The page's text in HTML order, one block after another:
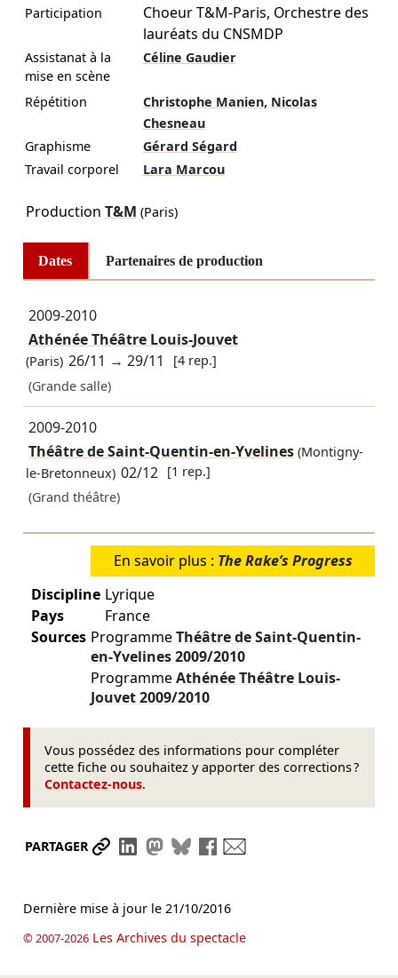
Participation
Choeur T&M-Paris, Orchestre des
lauréats du CNSMDP
Assistanat à la
mise en scène
Céline Gaudier
Répétition Christophe Manien, Nicolas
Chesneau
Graphisme
Gérard Ségard
Travail corporel
Lara Marcou
Production T&M (Paris)
Dates Partenaires de production
2009-2010
Athénée Théâtre Louis-Jouvet
(Paris) 26/11 →29/11
[4 rep.]
(Grande salle)
2009-2010
Théâtre de Saint-Quentin-en-Yvelines(Montigny-
le-Bretonneux) 02/12 [1 rep.]
(Grand théâtre)
En savoir plus : The Rake’s Progress
Discipline Lyrique
Pays
France
Sources ProgrammeThéâtre de Saint-Quentin-
en-Yvelines2009/2010
ProgrammeAthénée Théâtre Louis-
Jouvet2009/2010
Vous possédez des informations pour compléter
cette fiche ou souhaitez y apporter des corrections ?
Contactez-nous.
PARTAGER Partager le lien
Partager sur LinkedIn
Partager sur Mastodon
Partager sur Bluesky
Partager sur Facebook
Dernière mise à jour le 21/10/2016
© 2007-2026Les Archives du spectacle